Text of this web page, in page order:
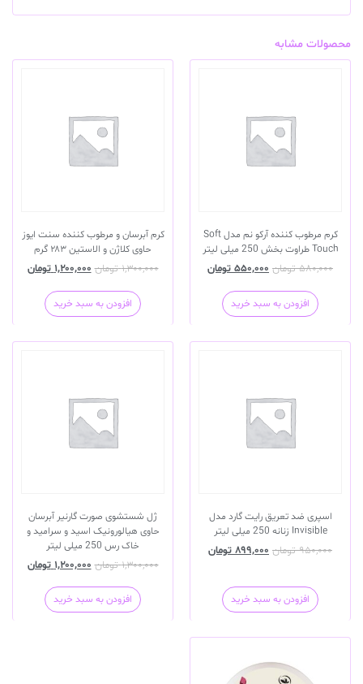
محصولات مشابه
کرم مرطوب کننده آرکو نم مدل Soft
Touch طراوت بخش 250 میلی لیتر
۵۸۰,۰۰۰ تومان ۵۵۰,۰۰۰ تومان
افزودن به سبد خرید
کرم آبرسان و مرطوب کننده سنت ایوز
حاوی کلاژن و الاستین ۲۸۳ گرم
۱,۳۰۰,۰۰۰ تومان ۱,۲۰۰,۰۰۰ تومان
افزودن به سبد خرید
اسپری ضد تعریق رایت گارد مدل
Invisible زنانه 250 میلی لیتر
۹۵۰,۰۰۰ تومان ۸۹۹,۰۰۰ تومان
افزودن به سبد خرید
ژل شستشوی صورت گارنیر آبرسان
حاوی هیالورونیک اسید و سرامید و
خاک رس 250 میلی لیتر
۱,۳۰۰,۰۰۰ تومان ۱,۲۰۰,۰۰۰ تومان
افزودن به سبد خرید